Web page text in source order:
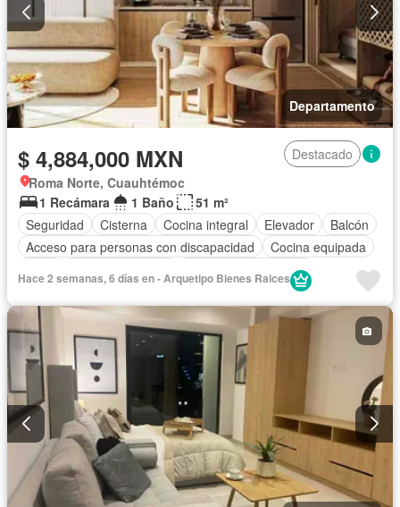
Departamento
$ 4,884,000 MXN
Destacado
Roma Norte, Cuauhtémoc
1 Recámara
1 Baño
51 m²
Seguridad
Cisterna Cocina integral Elevador
Balcón
Acceso para personas con discapacidad
Cocina equipada
Recámara con closet
Permite mascotas Permite niños
Hace 2 semanas, 6 días en - Arquetipo Bienes Raices